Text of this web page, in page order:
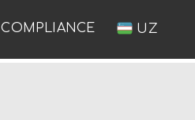
COMPLIANCE UZ